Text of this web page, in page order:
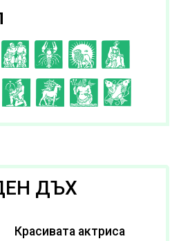
EFGH
K L A B
ДЪХ
Красивата актриса